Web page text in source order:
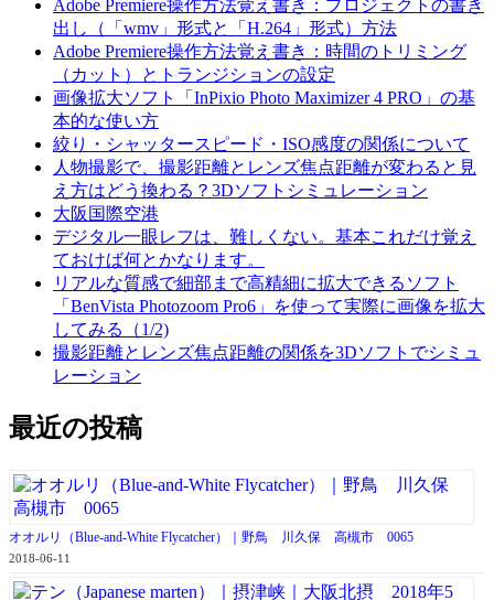
Adobe Premiere操作方法覚え書き：プロジェクトの書き
出し（「wmv」形式と「H.264」形式）方法
Adobe Premiere操作方法覚え書き：時間のトリミング
（カット）とトランジションの設定
画像拡大ソフト「InPixio Photo Maximizer 4 PRO」の基
本的な使い方
絞り・シャッタースピード・ISO感度の関係について
人物撮影で、撮影距離とレンズ焦点距離が変わると見
え方はどう換わる？3Dソフトシミュレーション
大阪国際空港
デジタル一眼レフは、難しくない。基本これだけ覚え
ておけば何とかなります。
リアルな質感で細部まで高精細に拡大できるソフト
「BenVista Photozoom Pro6」を使って実際に画像を拡大
してみる（1/2)
撮影距離とレンズ焦点距離の関係を3Dソフトでシミュ
レーション
最近の投稿
オオルリ（Blue-and-White Flycatcher）｜野鳥 川久保 高槻市 0065
2018-06-11